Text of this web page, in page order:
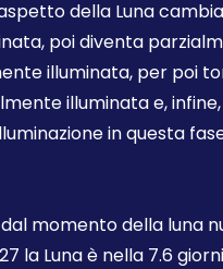
della Luna
poi diventa
illuminata, per poi
illuminata e,
in questa
momento della luna
la Luna è nella 7.6 giorni